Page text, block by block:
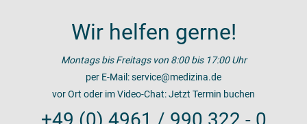
Wir helfen gerne!
Montags bis Freitags von 8:00 bis 17:00 Uhr
per E-Mail:service@medizina.de
vor Ort oder im Video-Chat:Jetzt Termin buchen